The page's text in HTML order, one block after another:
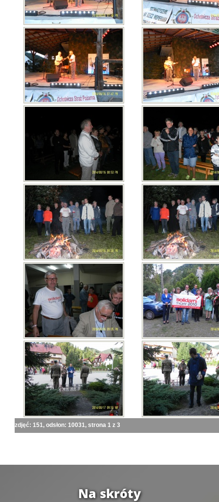
zdjęć: 151, odsłon: 10031, strona 1 z 3
Na skróty